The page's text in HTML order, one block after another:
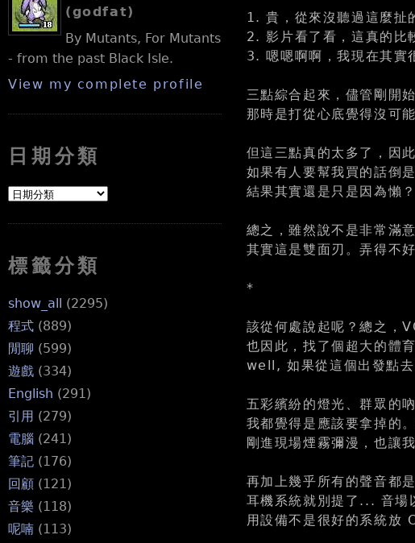
(godfat)
By Mutants, For Mutants
- from the past Black Isle.
View my complete profile
日期分類
標籤分類
show_all (2295)
程式 (889)
閒聊 (599)
遊戲 (334)
English (291)
引用 (279)
電腦 (241)
筆記 (176)
回顧 (121)
音樂 (118)
呢喃 (113)
1. 貴，從來沒聽過這麼扯
2. 影片看了看，這真的比
3. 嗯嗯啊啊，我現在其實
三點綜合起來，儘管剛開
那時是打從心底覺得沒可
但這三點真的太多了，因
如果有人要幫我買的話倒
結果其實還是只是因為懶
總之，雖然說不是非常滿
其實這是雙面刃。弄得不
*
該從何處說起呢？總之，
也因此，找了個超大的體
well, 如果從這個出發點去
五彩繽紛的燈光、群眾的
我都覺得是應該要拿掉的
剛進現場煙霧彌漫，也讓
再加上幾乎所有的聲音都
耳機系統就別提了... 音場
用設備不是很好的系統放